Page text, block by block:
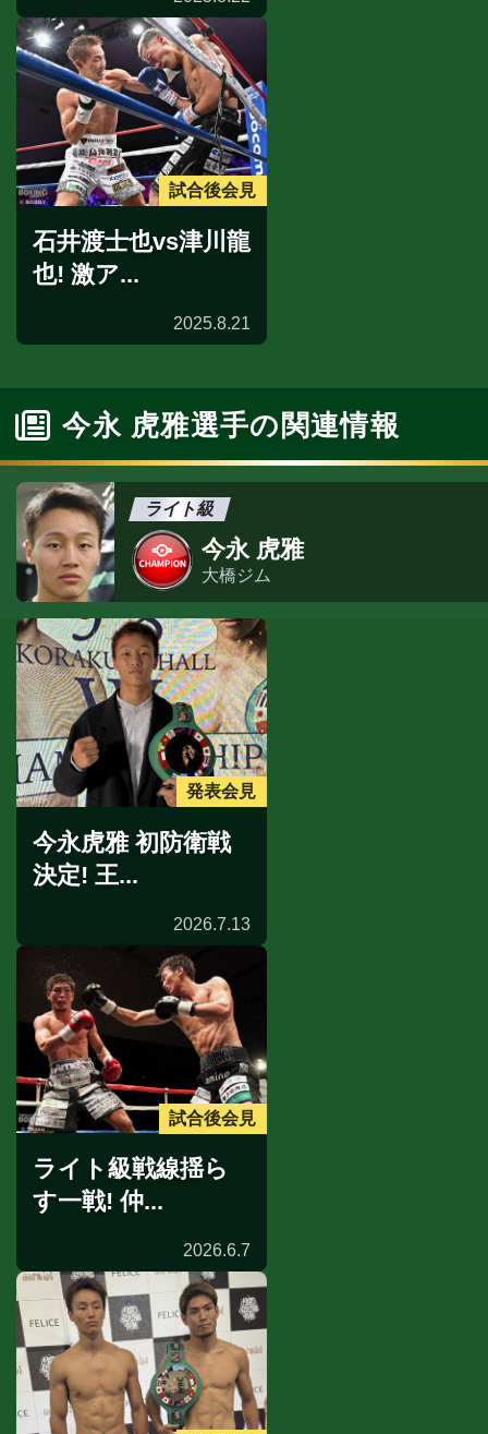
試合後会見
石井渡士也vs津川龍
也! 激ア...
2025.8.21
今永 虎雅選手の関連情報
ライト級
今永 虎雅
大橋ジム
発表会見
今永虎雅 初防衛戦
決定! 王...
2026.7.13
試合後会見
ライト級戦線揺ら
す一戦! 仲...
2026.6.7